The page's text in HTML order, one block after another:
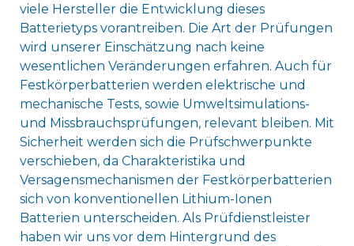
viele Hersteller die Entwicklung dieses
Batterietyps vorantreiben. Die Art der Prüfungen
wird unserer Einschätzung nach keine
wesentlichen Veränderungen erfahren. Auch für
Festkörperbatterien werden elektrische und
mechanische Tests, sowie Umweltsimulations-
und Missbrauchsprüfungen, relevant bleiben. Mit
Sicherheit werden sich die Prüfschwerpunkte
verschieben, da Charakteristika und
Versagensmechanismen der Festkörperbatterien
sich von konventionellen Lithium-Ionen
Batterien unterscheiden. Als Prüfdienstleister
haben wir uns vor dem Hintergrund des